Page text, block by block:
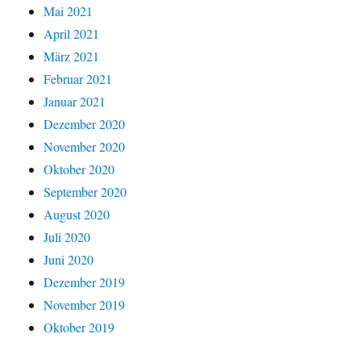
Mai 2021
April 2021
März 2021
Februar 2021
Januar 2021
Dezember 2020
November 2020
Oktober 2020
September 2020
August 2020
Juli 2020
Juni 2020
Dezember 2019
November 2019
Oktober 2019